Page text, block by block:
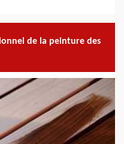
de la peinture des